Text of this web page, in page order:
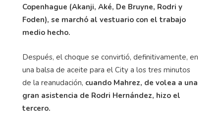
Copenhague (Akanji, Aké, De Bruyne, Rodri y
Foden), se marchó al vestuario con el trabajo
medio hecho.
Después, el choque se convirtió, definitivamente, en
una balsa de aceite para el City a los tres minutos
de la reanudación, cuando Mahrez, de volea a una
gran asistencia de Rodri Hernández, hizo el
tercero.